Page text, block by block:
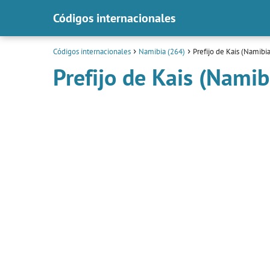
Códigos internacionales
Códigos internacionales Namibia (264) Prefijo de Kais
Prefijo de Kais